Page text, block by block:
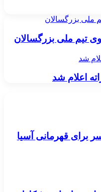
شد
اعلام شد
برای قهرمانی آسیا